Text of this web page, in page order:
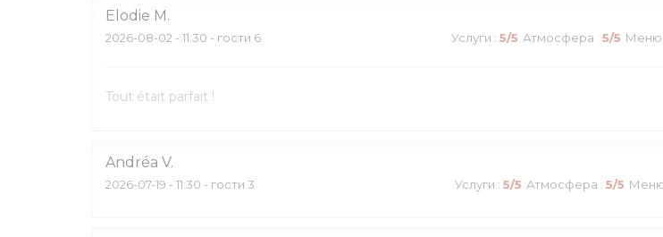
Elodie M
2026-08-02 - 11:30 - гости 6 Услуги : 5/5 Атмосфера : 5/5 Меню
Tout était parfait !
Andréa V
2026-07-19 - 11:30 - гости 3 Услуги : 5/5 Атмосфера : 5/5